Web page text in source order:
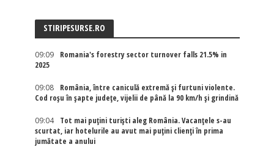
STIRIPESURSE.RO
09:09
Romania's forestry sector turnover falls 21.5% in
2025
09:08
România, între caniculă extremă și furtuni violente.
Cod roșu în șapte județe, vijelii de până la 90 km/h și grindină
09:04
Tot mai puțini turiști aleg România. Vacanțele s-au
scurtat, iar hotelurile au avut mai puțini clienți în prima
jumătate a anului